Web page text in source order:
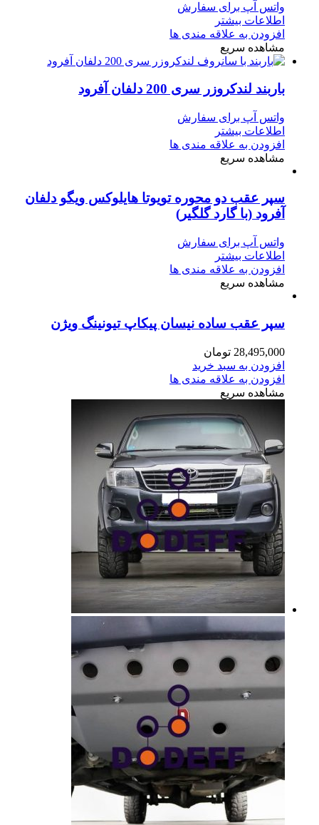
واتس آپ برای سفارش
اطلاعات بیشتر
افزودن به علاقه مندی ها
مشاهده سریع
باربند لندکروزر سری 200 دلفان آفرود
واتس آپ برای سفارش
اطلاعات بیشتر
افزودن به علاقه مندی ها
مشاهده سریع
سپر عقب دو محوره تویوتا هایلوکس ویگو دلفان
آفرود (با گارد گلگیر)
واتس آپ برای سفارش
اطلاعات بیشتر
افزودن به علاقه مندی ها
مشاهده سریع
سپر عقب ساده نیسان پیکاپ تیونینگ ویژن
28,495,000 تومان
افزودن به سبد خرید
افزودن به علاقه مندی ها
مشاهده سریع